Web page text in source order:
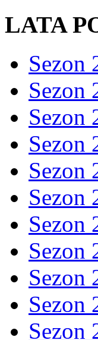
LATA
Sezon
Sezon
Sezon
Sezon
Sezon
Sezon
Sezon
Sezon
Sezon
Sezon
Sezon